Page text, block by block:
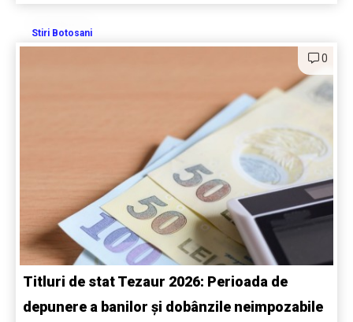
Stiri Botosani
0
Titluri de stat Tezaur 2026: Perioada de
depunere a banilor și dobânzile neimpozabile